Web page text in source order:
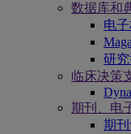
数据库和
电
研
临床决策
期刊、电
期